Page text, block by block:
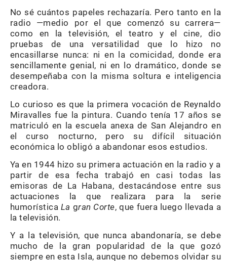
No sé cuántos papeles rechazaría. Pero tanto en la
radio —medio por el que comenzó su carrera—
como en la televisión, el teatro y el cine, dio
pruebas de una versatilidad que lo hizo no
encasillarse nunca: ni en la comicidad, donde era
sencillamente genial, ni en lo dramático, donde se
desempeñaba con la misma soltura e inteligencia
creadora.
Lo curioso es que la primera vocación de Reynaldo
Miravalles fue la pintura. Cuando tenía 17 años se
matriculó en la escuela anexa de San Alejandro en
el curso nocturno, pero su difícil situación
económica lo obligó a abandonar esos estudios.
Ya en 1944 hizo su primera actuación en la radio y a
partir de esa fecha trabajó en casi todas las
emisoras de La Habana, destacándose entre sus
actuaciones la que realizara para la serie
humorística La gran Corte, que fuera luego llevada a
la televisión.
Y a la televisión, que nunca abandonaría, se debe
mucho de la gran popularidad de la que gozó
siempre en esta Isla, aunque no debemos olvidar su